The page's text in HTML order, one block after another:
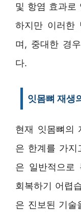
및 항염 효과로
하지만 이러한
며, 중대한 경
다.
잇몸뼈 재생
현재 잇몸뼈의
은 한계를 가지
은 일반적으로
회복하기 어렵
은 진보된 기술